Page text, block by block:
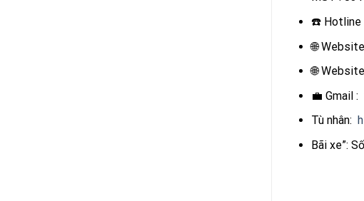
☎️ Hotline
🌐
🌐
💼 Gmail :
Tù nhân:
Bãi xe”: